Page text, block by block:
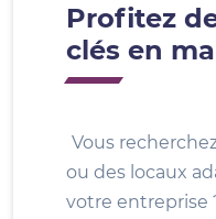
Profitez
clés en
Vous
ou des locaux
votre entreprise